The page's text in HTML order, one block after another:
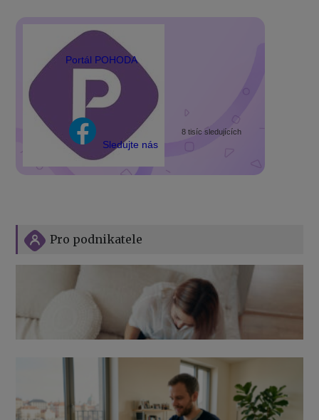
Portál POHODA
Sledujte nás
8 tisíc sledujících
Pro podnikatele